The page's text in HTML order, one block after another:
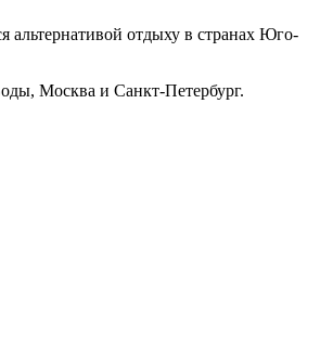
альтернативой отдыху в странах Юго-
Москва и Санкт-Петербург.